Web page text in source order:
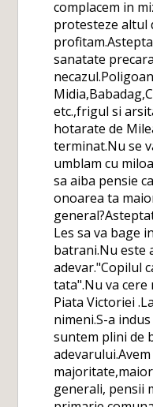
complacem in
protesteze altul
sanatate
etc.,frigul si
hotarate de
terminat.Nu se
umblam cu
sa aiba pensie
onoarea ta
Les sa va bage
batrani.Nu este
adevar."Copilul
tata".Nu va cere
Piata Victoriei
nimeni.S-a
suntem plini de
generali, pensii